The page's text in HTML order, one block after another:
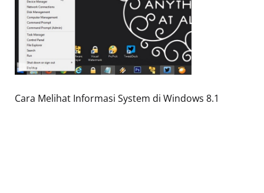
Cara Melihat Informasi System di Windows 8.1